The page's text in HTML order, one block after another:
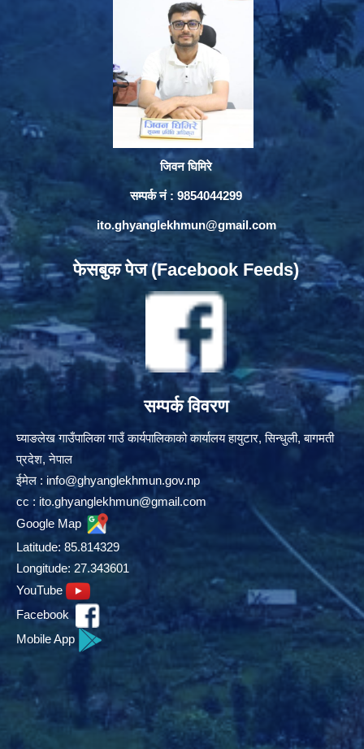
जिवन घिमिरे
सम्पर्क नं : 9854044299
ito.ghyanglekhmun@gmail.com
फेसबुक पेज (Facebook Feeds)
सम्पर्क विवरण
घ्याङलेख गाउँपालिका गाउँ कार्यपालिकाको कार्यालय हायुटार, सिन्धुली, बागमती
प्रदेश, नेपाल
ईमेल : info@ghyanglekhmun.gov.np
cc : ito.ghyanglekhmun@gmail.com
Google Map
Latitude: 85.814329
Longitude: 27.343601
YouTube
Facebook
Mobile App